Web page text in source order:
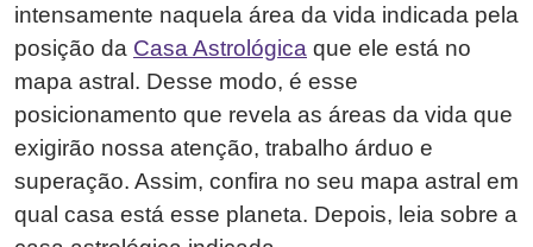
intensamente naquela área da vida indicada pela
posição da Casa Astrológica que ele está no
mapa astral. Desse modo, é esse
posicionamento que revela as áreas da vida que
exigirão nossa atenção, trabalho árduo e
superação. Assim, confira no seu mapa astral em
qual casa está esse planeta. Depois, leia sobre a